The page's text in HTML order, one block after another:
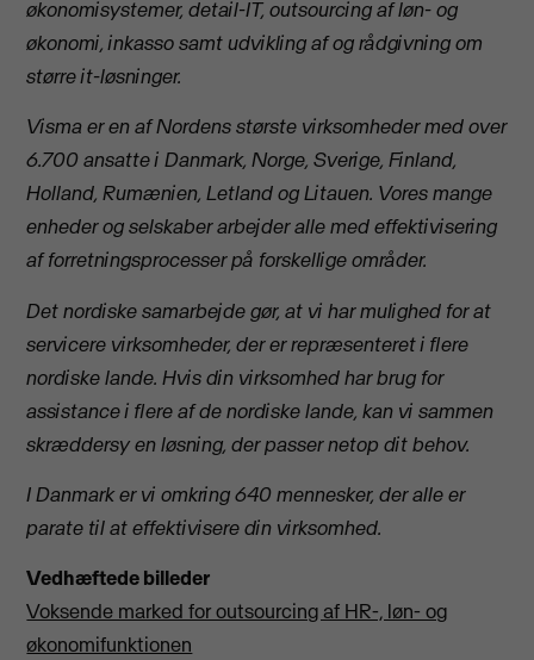
økonomisystemer, detail-IT, outsourcing af løn- og
økonomi, inkasso samt udvikling af og rådgivning om
større it-løsninger.
Visma er en af Nordens største virksomheder med over
6.700 ansatte i Danmark, Norge, Sverige, Finland,
Holland, Rumænien, Letland og Litauen. Vores mange
enheder og selskaber arbejder alle med effektivisering
af forretningsprocesser på forskellige områder.
Det nordiske samarbejde gør, at vi har mulighed for at
servicere virksomheder, der er repræsenteret i flere
nordiske lande. Hvis din virksomhed har brug for
assistance i flere af de nordiske lande, kan vi sammen
skræddersy en løsning, der passer netop dit behov.
I Danmark er vi omkring 640 mennesker, der alle er
parate til at effektivisere din virksomhed.
Vedhæftede billeder
Voksende marked for outsourcing af HR-, løn- og
økonomifunktionen